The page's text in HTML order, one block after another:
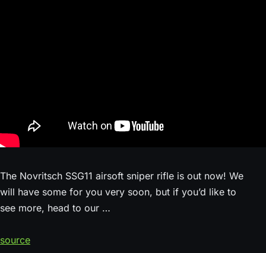
The Novritsch SSG11 airsoft sniper rifle is out now! We
will have some for you very soon, but if you’d like to
see more, head to our …
source